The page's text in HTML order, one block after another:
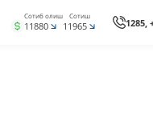
Сотиб олиш
11880
Сотиш
11965 1285,